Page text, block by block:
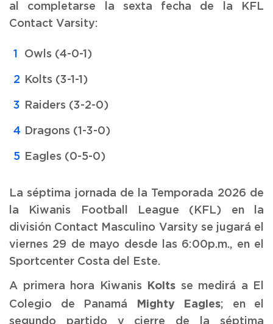
al completarse la sexta fecha de la KFL
Contact Varsity:
Owls (4-0-1)
Kolts (3-1-1)
Raiders (3-2-0)
Dragons (1-3-0)
Eagles (0-5-0)
La séptima jornada de la Temporada 2026 de
la Kiwanis Football League (KFL) en la
división Contact Masculino Varsity se jugará el
viernes 29 de mayo desde las 6:00p.m., en el
Sportcenter Costa del Este.
A primera hora Kiwanis Kolts se medirá a El
Colegio de Panamá
Mighty Eagles; en el
segundo partido y cierre de la séptima